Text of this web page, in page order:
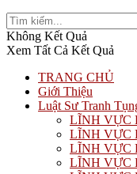
Không Kết Quả
Xem Tất Cả Kết Quả
TRANG CHỦ
Giới Thiệu
Luật Sư Tranh
LĨNH VỰC
LĨNH VỰC
LĨNH VỰC
LĨNH VỰC